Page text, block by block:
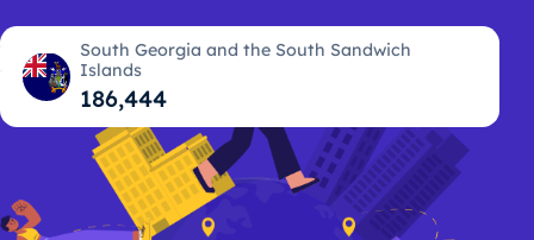
South Georgia and the South Sandwich
Islands
186,445